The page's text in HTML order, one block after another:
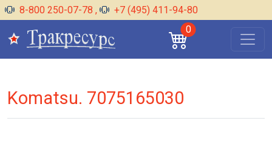
8-800 250-07-78 ,
+7 (495) 411-94-80
0
Komatsu. 7075165030